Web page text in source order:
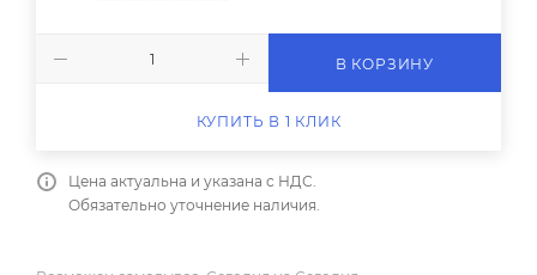
В КОРЗИНУ
КУПИТЬ В 1 КЛИК
Цена актуальна и указана с НДС.
Обязательно уточнение наличия.